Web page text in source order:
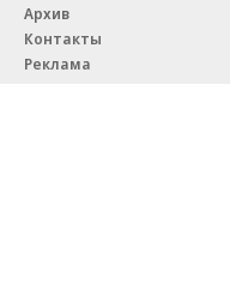
Архив
Контакты
Реклама